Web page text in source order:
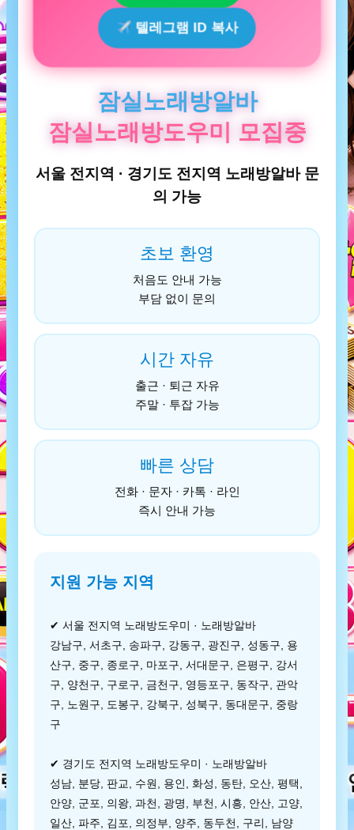
텔레그램 ID 복사
잠실노래방알바
잠실노래방도우미 모집중
서울 전지역 · 경기도 전지역 노래방알바 문
의 가능
초보 환영
처음도 안내 가능
부담 없이 문의
시간 자유
출근 · 퇴근 자유
주말 · 투잡 가능
빠른 상담
전화 · 문자 · 카톡 · 라인
즉시 안내 가능
지원 가능 지역
✔ 서울 전지역 노래방도우미 · 노래방알바
강남구, 서초구, 송파구, 강동구, 광진구, 성동구, 용
산구, 중구, 종로구, 마포구, 서대문구, 은평구, 강서
구, 양천구, 구로구, 금천구, 영등포구, 동작구, 관악
구, 노원구, 도봉구, 강북구, 성북구, 동대문구, 중랑
구
✔ 경기도 전지역 노래방도우미 · 노래방알바
성남, 분당, 판교, 수원, 용인, 화성, 동탄, 오산, 평택,
안양, 군포, 의왕, 과천, 광명, 부천, 시흥, 안산, 고양,
일산, 파주, 김포, 의정부, 양주, 동두천, 구리, 남양